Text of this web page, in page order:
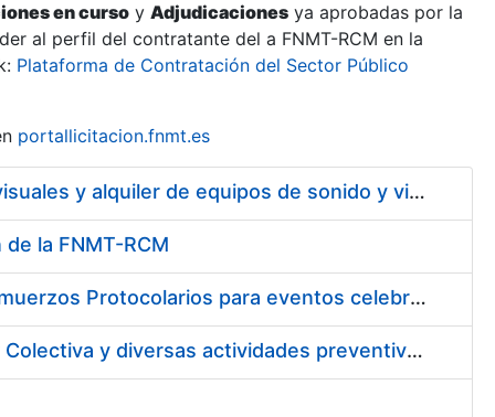
en curso y Adjudicaciones ya aprobadas por la
al perfil del contratante del a FNMT-RCM en la
Plataforma de Contratación del Sector Público
portallicitacion.fnmt.es
Servicio de mantenimiento y asistencia técnica de equipos audiovisuales y alquiler de equipos de sonido y video y de interpretación simultánea en las instalaciones de la FNMT-RCM en Madrid
la FNMT-RCM
Suscripción de acuerdo marco para los Servicios de Catering y Almuerzos Protocolarios para eventos celebrados en la Real Casa de la Moneda – Fábrica Nacional de Moneda y Timbre
Contratación de los Servicios de Vigilancia de la Salud Individual y Colectiva y diversas actividades preventivas y sanitarias